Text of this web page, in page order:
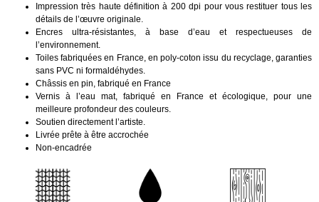
Impression très haute définition à 200 dpi pour vous restituer tous les
détails de l’œuvre originale.
Encres ultra-résistantes, à base d’eau et respectueuses de
l’environnement.
Toiles fabriquées en France, en poly-coton issu du recyclage, garanties
sans PVC ni formaldéhydes.
Châssis en pin, fabriqué en France
Vernis à l’eau mat, fabriqué en France et écologique, pour une
meilleure profondeur des couleurs.
Soutien directement l’artiste.
Livrée prête à être accrochée
Non-encadrée